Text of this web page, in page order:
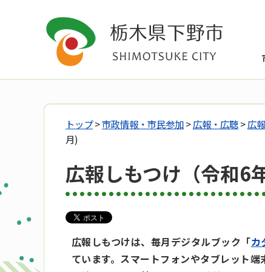
トップ>市政情報・市民参加>広報・広聴>広
月)
広報しもつけ（令和6
広報しもつけは、毎月デジタルブック「カ
ています。スマートフォンやタブレット